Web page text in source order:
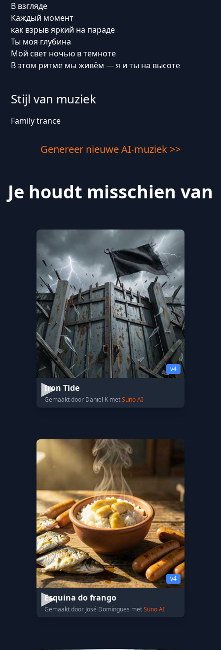
В взгляде
Каждый момент
как взрыв яркий на параде
Ты моя глубина
Мой свет ночью в темноте
В этом ритме мы живём — я и ты на высоте
Stijl van muziek
Family trance
Genereer nieuwe AI-muziek >>
Je houdt misschien van
v4
Iron Tide
Gemaakt door Daniel K metSuno AI
v4
Esquina do frango
Gemaakt door José Domingues metSuno AI